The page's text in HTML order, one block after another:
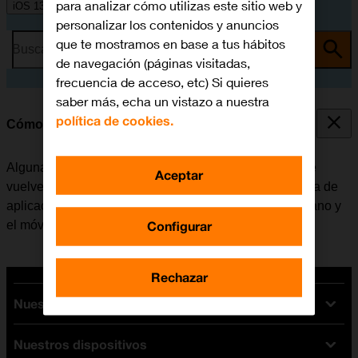
iOS 13.2
Busca por problema o tema
Cómo cerrar las aplicaciones en segundo plano
Algunas aplicaciones no se cierran del todo cuando se
vuelve a la pantalla de inicio. Si no se cierran de la lista de
aplicaciones activas, seguirán estando en segundo plano y
el móvil funcionará más lentamente.
Nuestras tarifas
Tarifas Orange
Nuestros dispositivos
para analizar cómo utilizas este sitio web y
personalizar los contenidos y anuncios
que te mostramos en base a tus hábitos
de navegación (páginas visitadas,
frecuencia de acceso, etc) Si quieres
saber más, echa un vistazo a nuestra
política de cookies.
Configurar
Rechazar
Aceptar